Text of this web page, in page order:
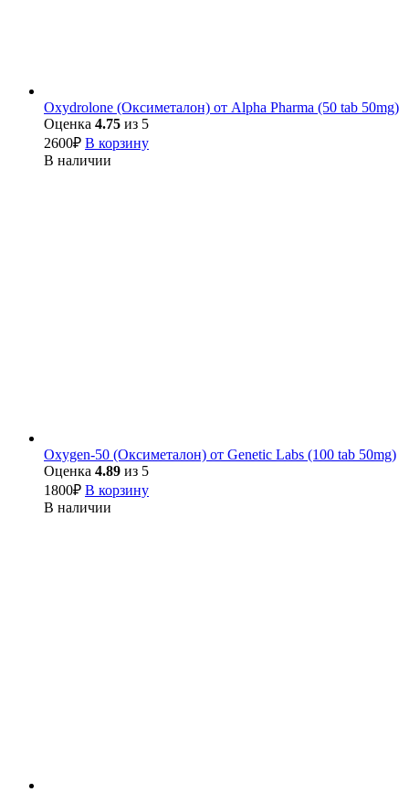
Oxydrolone (Оксиметалон) от Alpha Pharma (50 tab 50mg)
Оценка 4.75 из 5
2600₽ В корзину
В наличии
Oxygen-50 (Оксиметалон) от Genetic Labs (100 tab 50mg)
Оценка 4.89 из 5
1800₽ В корзину
В наличии